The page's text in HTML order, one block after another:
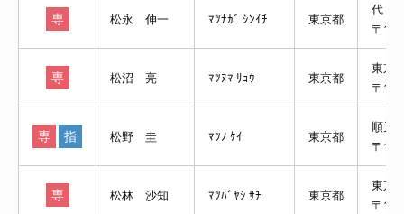
専 松永 伸一 ﾏﾂﾅｶﾞ ｼﾝｲﾁ 東京都
代々
〒
専 松沼 亮 ﾏﾂﾇﾏ ﾘｮｳ 東京都
東京
〒
専 指 松野 圭 ﾏﾂﾉ ｹｲ 東京都
順天
〒
専 松林 沙知 ﾏﾂﾊﾞﾔｼ ｻﾁ 東京都
東京
〒